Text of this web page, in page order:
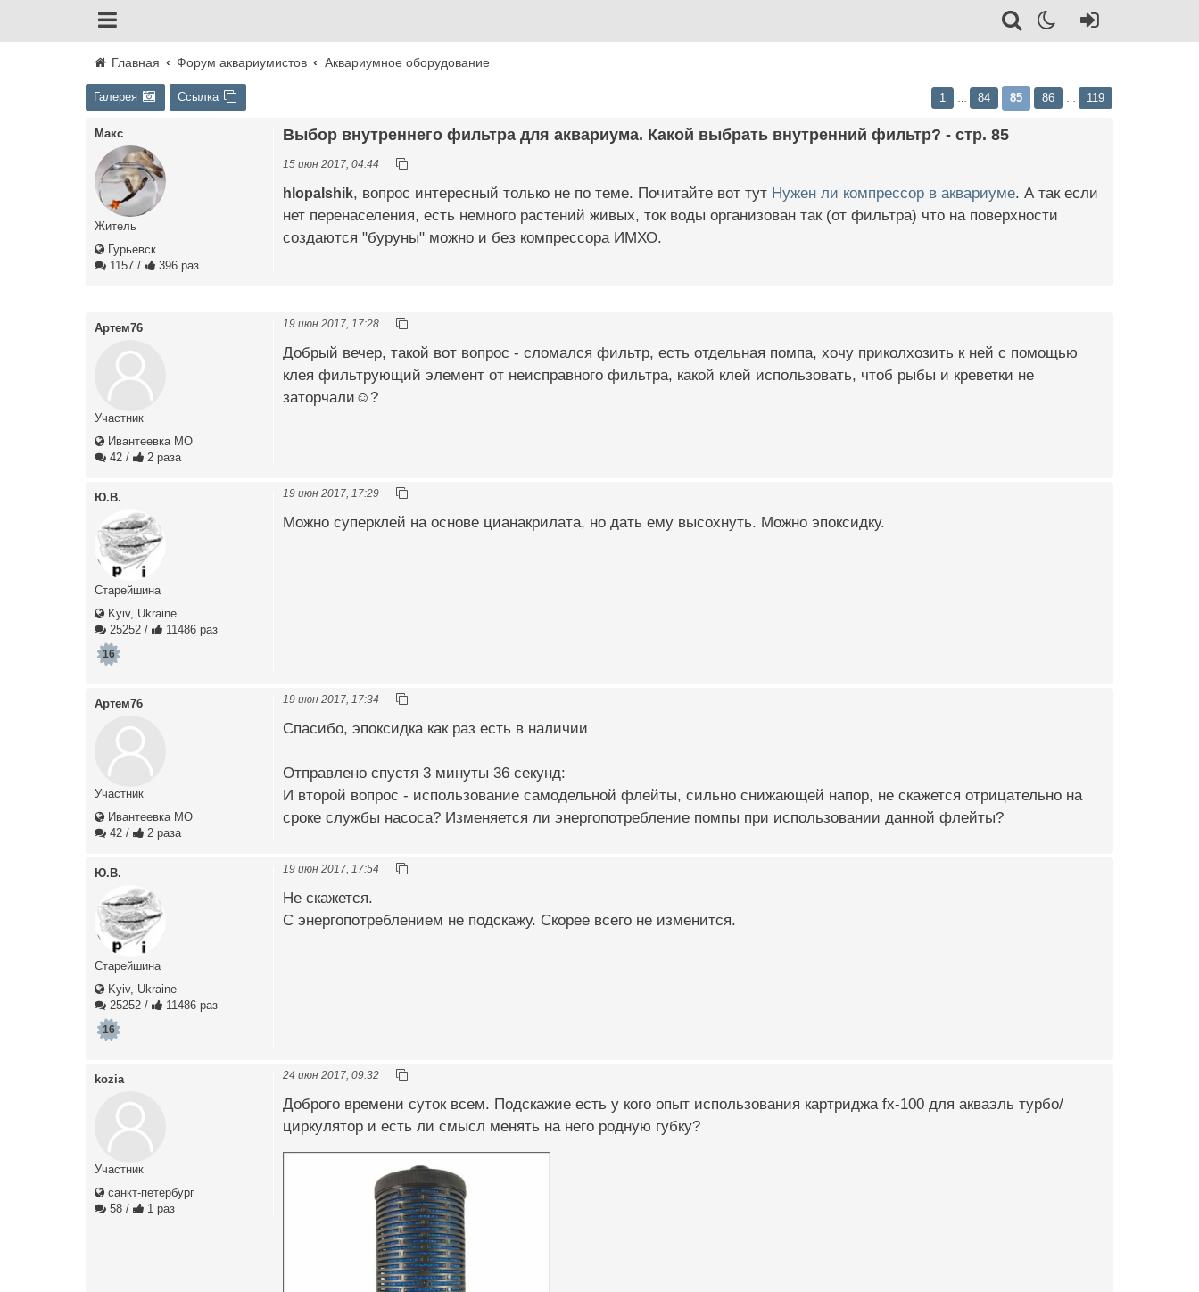
Главная Форум аквариумистов Аквариумное оборудование
Галерея Ссылка 1 84 85 86 119
Макс
Житель
Гурьевск
1157 / 396 раз
Выбор внутреннего фильтра для аквариума. Какой выбрать внутренний фильтр? - стр. 85
15 июн 2017, 04:44
hlopalshik, вопрос интересный только не по теме. Почитайте вот тут Нужен ли компрессор в аквариуме. А так если
нет перенаселения, есть немного растений живых, ток воды организован так (от фильтра) что на поверхности
создаются "буруны" можно и без компрессора ИМХО.
Артем76
Участник
Ивантеевка МО
42 / 2 раза
19 июн 2017, 17:28
Добрый вечер, такой вот вопрос - сломался фильтр, есть отдельная помпа, хочу приколхозить к ней с помощью
клея фильтрующий элемент от неисправного фильтра, какой клей использовать, чтоб рыбы и креветки не
заторчали☺?
Ю.В.
Старейшина
Kyiv, Ukraine
25252 / 11486 раз
16
19 июн 2017, 17:29
Можно суперклей на основе цианакрилата, но дать ему высохнуть. Можно эпоксидку.
Артем76
Участник
Ивантеевка МО
42 / 2 раза
19 июн 2017, 17:34
Спасибо, эпоксидка как раз есть в наличии
Отправлено спустя 3 минуты 36 секунд:
И второй вопрос - использование самодельной флейты, сильно снижающей напор, не скажется отрицательно на
сроке службы насоса? Изменяется ли энергопотребление помпы при использовании данной флейты?
Ю.В.
Старейшина
Kyiv, Ukraine
25252 / 11486 раз
16
19 июн 2017, 17:54
Не скажется.
С энергопотреблением не подскажу. Скорее всего не изменится.
kozia
Участник
санкт-петербург
58 / 1 раз
24 июн 2017, 09:32
Доброго времени суток всем. Подскажие есть у кого опыт использования картриджа fx-100 для акваэль турбо/
циркулятор и есть ли смысл менять на него родную губку?